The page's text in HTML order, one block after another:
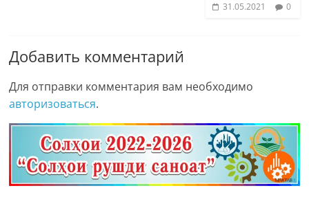
31.05.2021 0
Добавить комментарий
Для отправки комментария вам необходимо
авторизоваться.